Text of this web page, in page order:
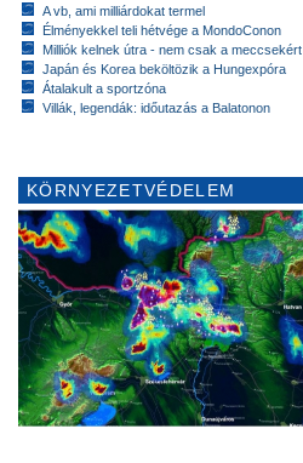
A vb, ami milliárdokat termel
Élményekkel teli hétvége a MondoConon
Milliók kelnek útra - nem csak a meccsekért
Japán és Korea beköltözik a Hungexpóra
Átalakult a sportzóna
Villák, legendák: időutazás a Balatonon
KÖRNYEZETVÉDELEM